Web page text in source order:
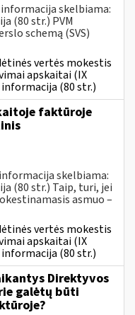
informacija skelbiama:
(80 str.) PVM
schemą (SVS)
vertės mokestis
apskaitai (IX
(80 str.)
faktūroje
skelbiama:
(80 str.) Taip, turi, jei
asmuo –
vertės mokestis
apskaitai (IX
(80 str.)
Direktyvos
galėtų būti